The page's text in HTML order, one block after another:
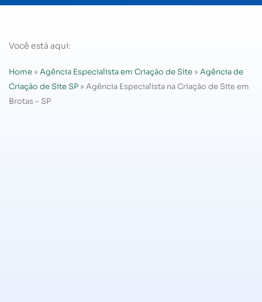
Você está aqui:
Home » Agência Especialista em Criação de Site » Agência de
Criação de Site SP » Agência Especialista na Criação de Site em
Brotas – SP